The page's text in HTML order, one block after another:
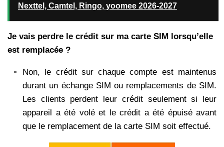
Nexttel, Camtel, Ringo, yoomee 2026-2027
Je vais perdre le crédit sur ma carte SIM lorsqu’elle
est remplacée ?
Non, le crédit sur chaque compte est maintenus
durant un échange SIM ou remplacements de SIM.
Les clients perdent leur crédit seulement si leur
appareil a été volé et le crédit a été épuisé avant
que le remplacement de la carte SIM soit effectué.